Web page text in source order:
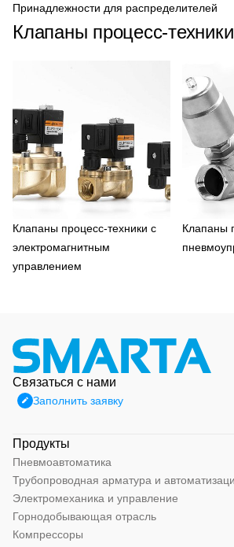
Принадлежности для распределителей
Клапаны процесс-техники
Клапаны процесс-техники с
электромагнитным
управлением
Клапаны
Связаться с нами
Заполнить заявку
Продукты
Пневмоавтоматика
Трубопроводная арматура и
Электромеханика и управление
Горнодобывающая отрасль
Компрессоры